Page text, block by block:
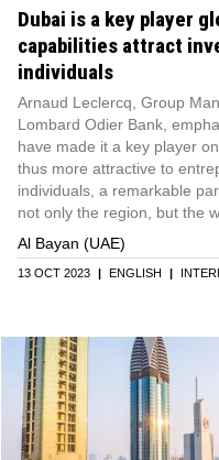
Dubai is a key player
capabilities attract
individuals
Arnaud Leclercq, Group
Lombard Odier Bank,
have made it a key player
thus more attractive to
individuals, a remarkable
not only the region, but the
Al Bayan (UAE)
13 OCT 2023 | ENGLISH |